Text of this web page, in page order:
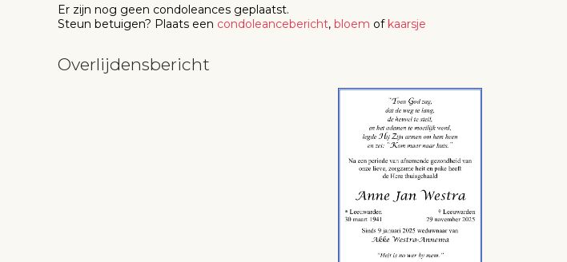
Er zijn nog geen condoleances geplaatst.
Steun betuigen? Plaats een condoleancebericht, bloem of kaarsje
Overlijdensbericht